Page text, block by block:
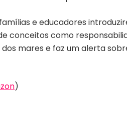
e educadores
conceitos como
mares e faz um alerta
)